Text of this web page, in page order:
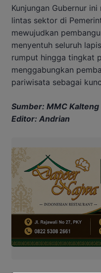
Kunjungan Gubernur
lintas sektor di
mewujudkan
menyentuh seluruh
rumput hingga tingkat
menggabungkan
pariwisata sebagai
Sumber: MMC Kalteng
Editor: Andrian